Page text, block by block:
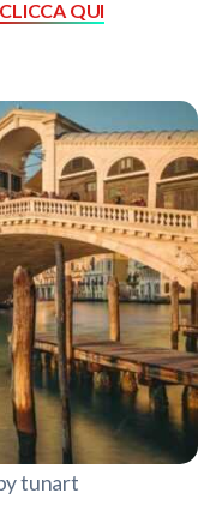
CLICCA QUI
tunart